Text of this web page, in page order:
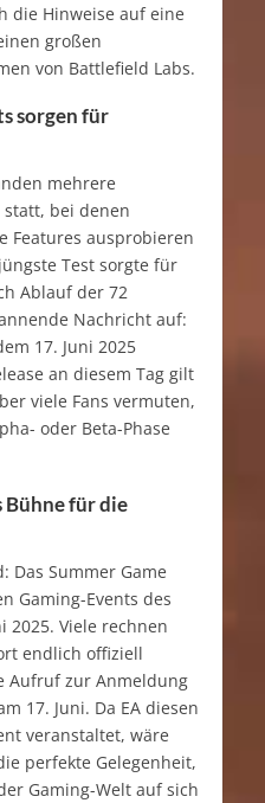
die Hinweise auf eine
großen
von Battlefield Labs.
sorgen für
mehrere
statt, bei denen
Features ausprobieren
Test sorgte für
Ablauf der 72
Nachricht auf:
17. Juni 2025
an diesem Tag gilt
viele Fans vermuten,
oder Beta-Phase
Bühne für die
Das Summer Game
Gaming-Events des
2025. Viele rechnen
endlich offiziell
Aufruf zur Anmeldung
17. Juni. Da EA diesen
veranstaltet, wäre
perfekte Gelegenheit,
Gaming-Welt auf sich